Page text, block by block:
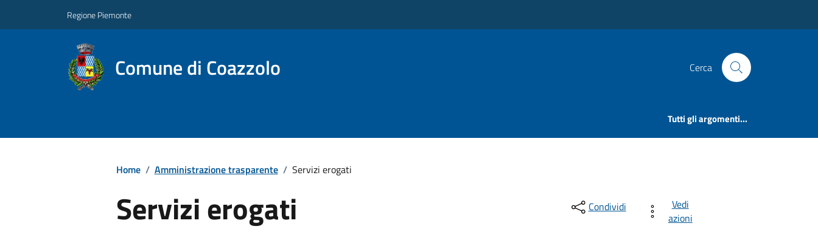
Regione Piemonte
Comune di Coazzolo Cerca
Tutti gli argomenti...
Home / Amministrazione trasparente / Servizi erogati
Servizi erogati Condividi
Vedi
azioni